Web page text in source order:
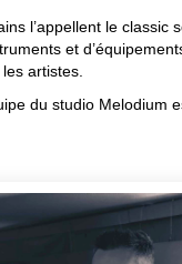
l’appellent le classic
et
artistes.
du studio Melodium